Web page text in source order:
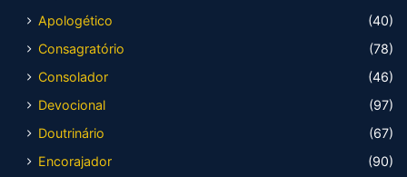
Apologético
(40)
Consagratório
(78)
Consolador
(46)
Devocional
(97)
Doutrinário
(67)
Encorajador
(90)